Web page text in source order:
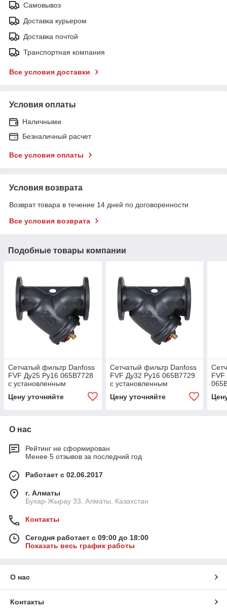
Самовывоз
Доставка курьером
Доставка почтой
Транспортная компания
Все условия доставки
Условия оплаты
Наличными
Безналичный расчет
Все условия оплаты
Условия возврата
Возврат товара в течение 14 дней по договоренности
Все условия возврата
Подобные товары компании
Сетчатый фильтр Danfoss
FVF Ду25 Ру16 065B7728
с установленным
Цену уточняйте
Сетчатый фильтр Danfoss
FVF Ду32 Ру16 065B7729
с установленным
Цену уточняйте
FVF
О нас
Рейтинг не сформирован
Менее 5 отзывов за последний год
Работает с 02.06.2017
г. Алматы
Бухар-Жырау 33, Алматы, Казахстан
Контакты
Сегодня работает с 09:00 до 18:00
Показать весь график работы
О нас
Контакты